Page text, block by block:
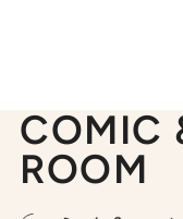
COMIC
ROOM